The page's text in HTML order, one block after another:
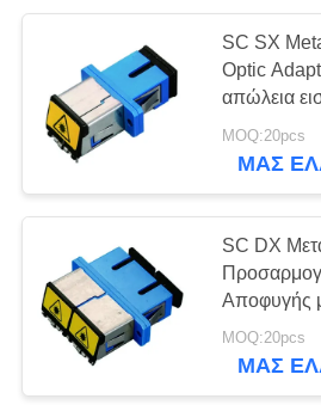
SC SX
Optic
απώλεια
+85°C)
MOQ:20pcs
ΜΑΣ
SC DX
Αποφυγής
Διαθέτει ≤
MOQ:20pcs
ΜΑΣ